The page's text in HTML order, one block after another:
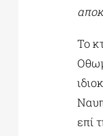
Το
επί